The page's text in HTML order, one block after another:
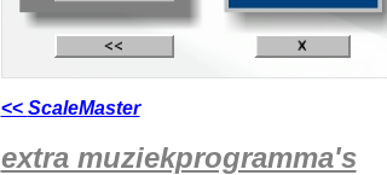
<< ScaleMaster
extra muziekprogramma's